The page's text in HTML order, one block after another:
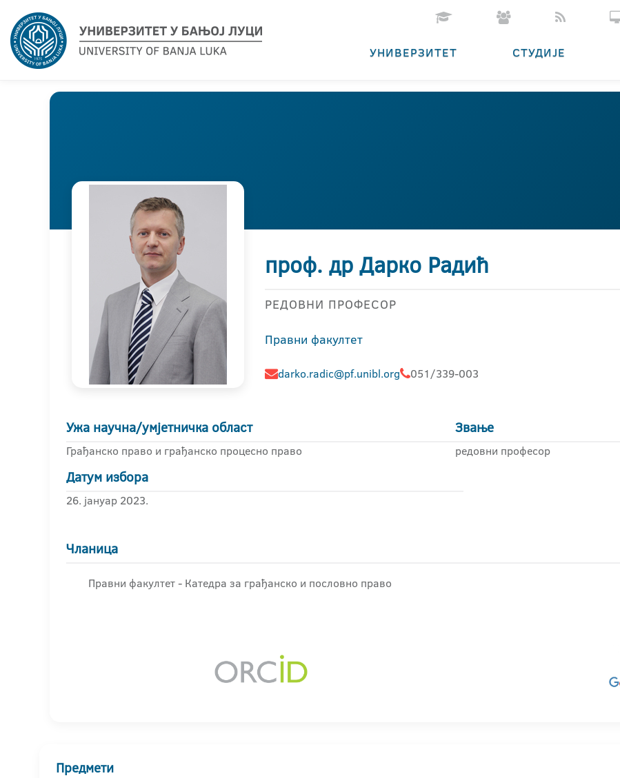
УНИВЕРЗИТЕТ СТУДИЈЕ
проф. др Дарко Радић
РЕДОВНИ ПРОФЕСОР
Правни факултет
darko.radic@pf.unibl.org 051/339-003
Ужа научна/умјетничка област
Грађанско право и грађанско процесно право
Звање
редовни професор
Датум избора
26. јануар 2023.
Чланица
Правни факултет - Катедра за грађанско и пословно право
Предмети